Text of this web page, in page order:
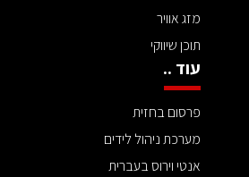
מזג אוויר
תוכן שיווקי
עוד ..
פרסום בחזית
מערכת ניהול לידים
אנטי וירוס בעברית